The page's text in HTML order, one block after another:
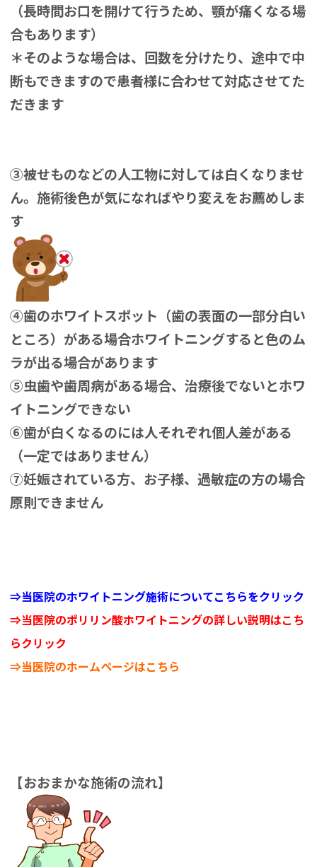
（長時間お口を開けて行うため、顎が痛くなる場
合もあります）
＊そのような場合は、回数を分けたり、途中で中
断もできますので患者様に合わせて対応させてた
だきます
③被せものなどの人工物に対しては白くなりませ
ん。施術後色が気になればやり変えをお薦めしま
す
④歯のホワイトスポット（歯の表面の一部分白い
ところ）がある場合ホワイトニングすると色のム
ラが出る場合があります
⑤虫歯や歯周病がある場合、治療後でないとホワ
イトニングできない
⑥歯が白くなるのには人それぞれ個人差がある
（一定ではありません）
⑦妊娠されている方、お子様、過敏症の方の場合
原則できません
⇒当医院のホワイトニング施術についてこちらをクリック
⇒当医院のポリリン酸ホワイトニングの詳しい説明はこち
らクリック
⇒当医院のホームページはこちら
【おおまかな施術の流れ】